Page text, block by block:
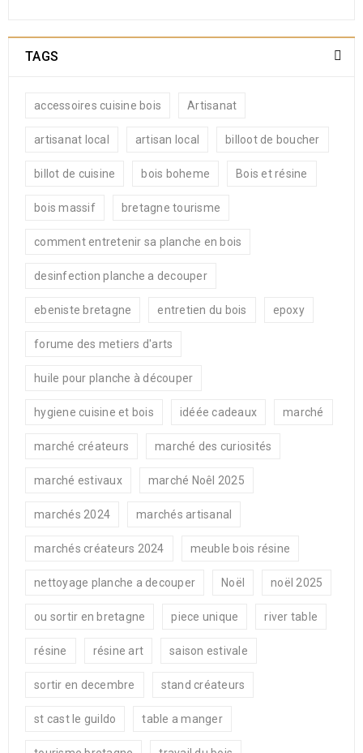
TAGS
accessoires cuisine bois Artisanat
artisanat local artisan local billoot de boucher
billot de cuisine bois boheme Bois et résine
bois massif bretagne tourisme
comment entretenir sa planche en bois
desinfection planche a decouper
ebeniste bretagne entretien du bois epoxy
forume des metiers d'arts
huile pour planche à découper
hygiene cuisine et bois idéée cadeaux marché
marché créateurs marché des curiosités
marché estivaux marché Noêl 2025
marchés 2024 marchés artisanal
marchés créateurs 2024 meuble bois résine
nettoyage planche a decouper Noël noël 2025
ou sortir en bretagne piece unique river table
résine résine art saison estivale
sortir en decembre stand créateurs
st cast le guildo table a manger